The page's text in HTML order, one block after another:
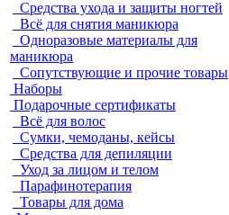
Средства ухода и защиты ногтей
Всё для снятия маникюра
Одноразовые материалы для
маникюра
Сопутствующие и прочие товары
Наборы
Подарочные сертификаты
Всё для волос
Сумки, чемоданы, кейсы
Средства для депиляции
Уход за лицом и телом
Парафинотерапия
Товары для дома